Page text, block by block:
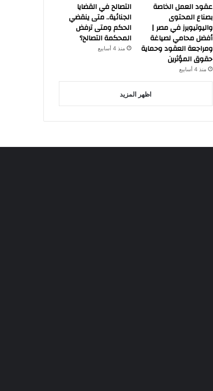
عقود العمل الخاصة
بصناع المحتوى
واليوتيوبرز في مصر |
أفضل محامي لصياغة
ومراجعة العقود وحماية
حقوق المؤثرين
منذ 4 أسابيع
التصالح في القضايا
الجنائية.. متى ينقضي
الحكم ومتى ترفض
المحكمة التصالح؟
منذ 4 أسابيع
اظهر المزيد